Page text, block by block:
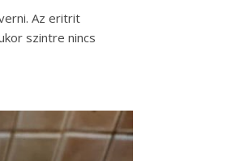
Az eritrit
szintre nincs